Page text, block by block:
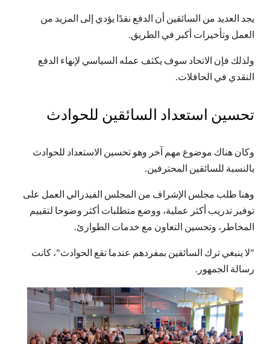
يجد العديد من السائقين أن الدفع نقدًا يؤدي إلى المزيد من
العمل وتأخيرات أكبر في الطريق.
ولذلك فإن الاتحاد سوف يكثف عمله السياسي لإنهاء الدفع
النقدي في الحافلات.
تحسين استعداد السائقين للحوادث
وكان هناك موضوع مهم آخر وهو تحسين الاستعداد للحوادث
بالنسبة للسائقين المحترفين.
وهنا طلب مجلس الإشراف من المجلس الفيدرالي العمل على
توفير تدريب أكثر عملية، ووضع متطلبات أكثر وضوحا لتقييم
المخاطر، وتحسين التعاون مع خدمات الطوارئ.
"لا ينبغي ترك السائقين بمفردهم عندما تقع الحوادث"، كانت
رسالة الجمهور.